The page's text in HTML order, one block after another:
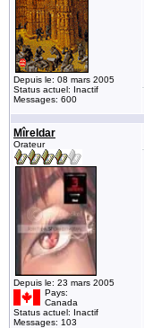
Depuis le: 08 mars 2005
Status actuel: Inactif
Messages: 600
Mîreldar
Orateur
Depuis le: 23 mars 2005
Pays:
Canada
Status actuel: Inactif
Messages: 103